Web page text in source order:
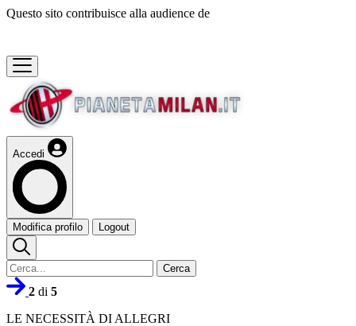
Questo sito contribuisce alla audience de
Accedi
Modifica profilo Logout
Cerca
2 di 5
LE NECESSITÀ DI ALLEGRI